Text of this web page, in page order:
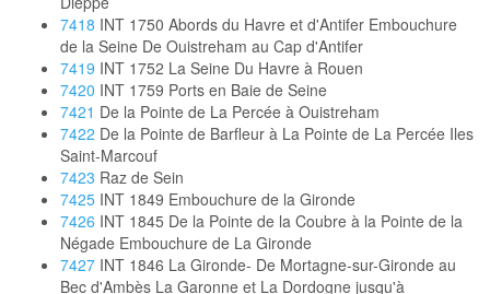
7418 INT 1750 Abords du Havre et d'Antifer Embouchure
de la Seine De Ouistreham au Cap d'Antifer
7419 INT 1752 La Seine Du Havre à Rouen
7420 INT 1759 Ports en Baie de Seine
7421 De la Pointe de La Percée à Ouistreham
7422 De la Pointe de Barfleur à La Pointe de La Percée Iles
Saint-Marcouf
7423 Raz de Sein
7425 INT 1849 Embouchure de la Gironde
7426 INT 1845 De la Pointe de la Coubre à la Pointe de la
Négade Embouchure de La Gironde
7427 INT 1846 La Gironde- De Mortagne-sur-Gironde au
Bec d'Ambès La Garonne et La Dordogne jusqu'à